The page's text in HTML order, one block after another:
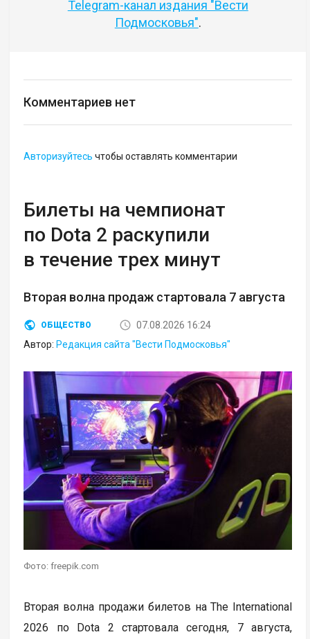
Telegram-канал издания "Вести
Подмосковья".
Комментариев нет
Авторизуйтесь чтобы оставлять комментарии
Билеты на чемпионат
по Dota 2 раскупили
в течение трех минут
Вторая волна продаж стартовала 7 августа
ОБЩЕСТВО
07.08.2026 16:24
Автор: Редакция сайта "Вести Подмосковья"
Фото: freepik.com
Вторая волна продажи билетов на The International
2026 по Dota 2 стартовала сегодня, 7 августа,